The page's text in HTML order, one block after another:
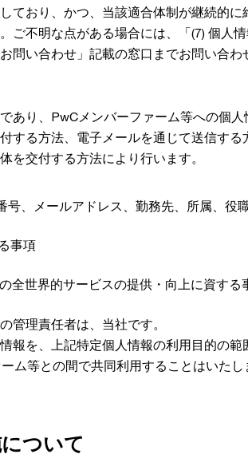
ており、かつ、当該適合体制が継続的に
ご不明な点がある場合には、「(7) 個人
問い合わせ」記載の窓口までお問い合わ
あり、PwCメンバーファーム等への個人
する方法、電子メールを通じて送信する
を交付する方法により行います。
号、メールアドレス、勤務先、所属、役
事項
全世界的サービスの提供・向上に資する
管理責任者は、当社です。
報を、上記特定個人情報の利用目的の範
ム等との間で共同利用することはいたし
ついて